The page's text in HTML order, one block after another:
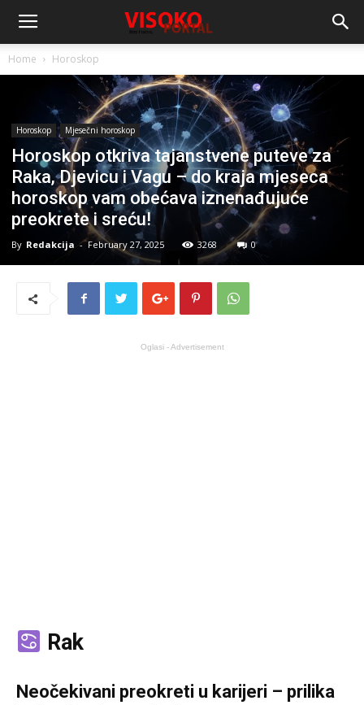
Home Horoskop
Horoskop Mjesečni horoskop
Horoskop otkriva tajanstvene puteve za
Raka, Djevicu i Vagu – do kraja mjeseca
horoskop vam obećava iznenađujuće
preokrete i sreću!
By Redakcija - February 27, 2025 3268 0
Oglasi - Advertisement
Rak
Neočekivani preokreti u karijeri – prilika